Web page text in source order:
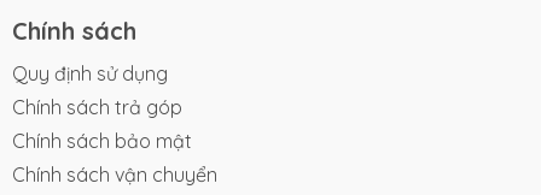
Chính sách
Quy định sử dụng
Chính sách trả góp
Chính sách bảo mật
Chính sách vận chuyển